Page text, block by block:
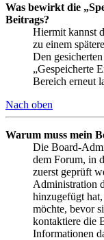
Was bewirkt die
Beitrags?
Hiermit kannst
zu einem
Den
„Gespeicherte
Bereich erneut
Nach oben
Warum muss mein
Die Board-
dem Forum, in
zuerst geprüft
Administration
hinzugefügt
möchte, bevor
kontaktiere die
Informationen